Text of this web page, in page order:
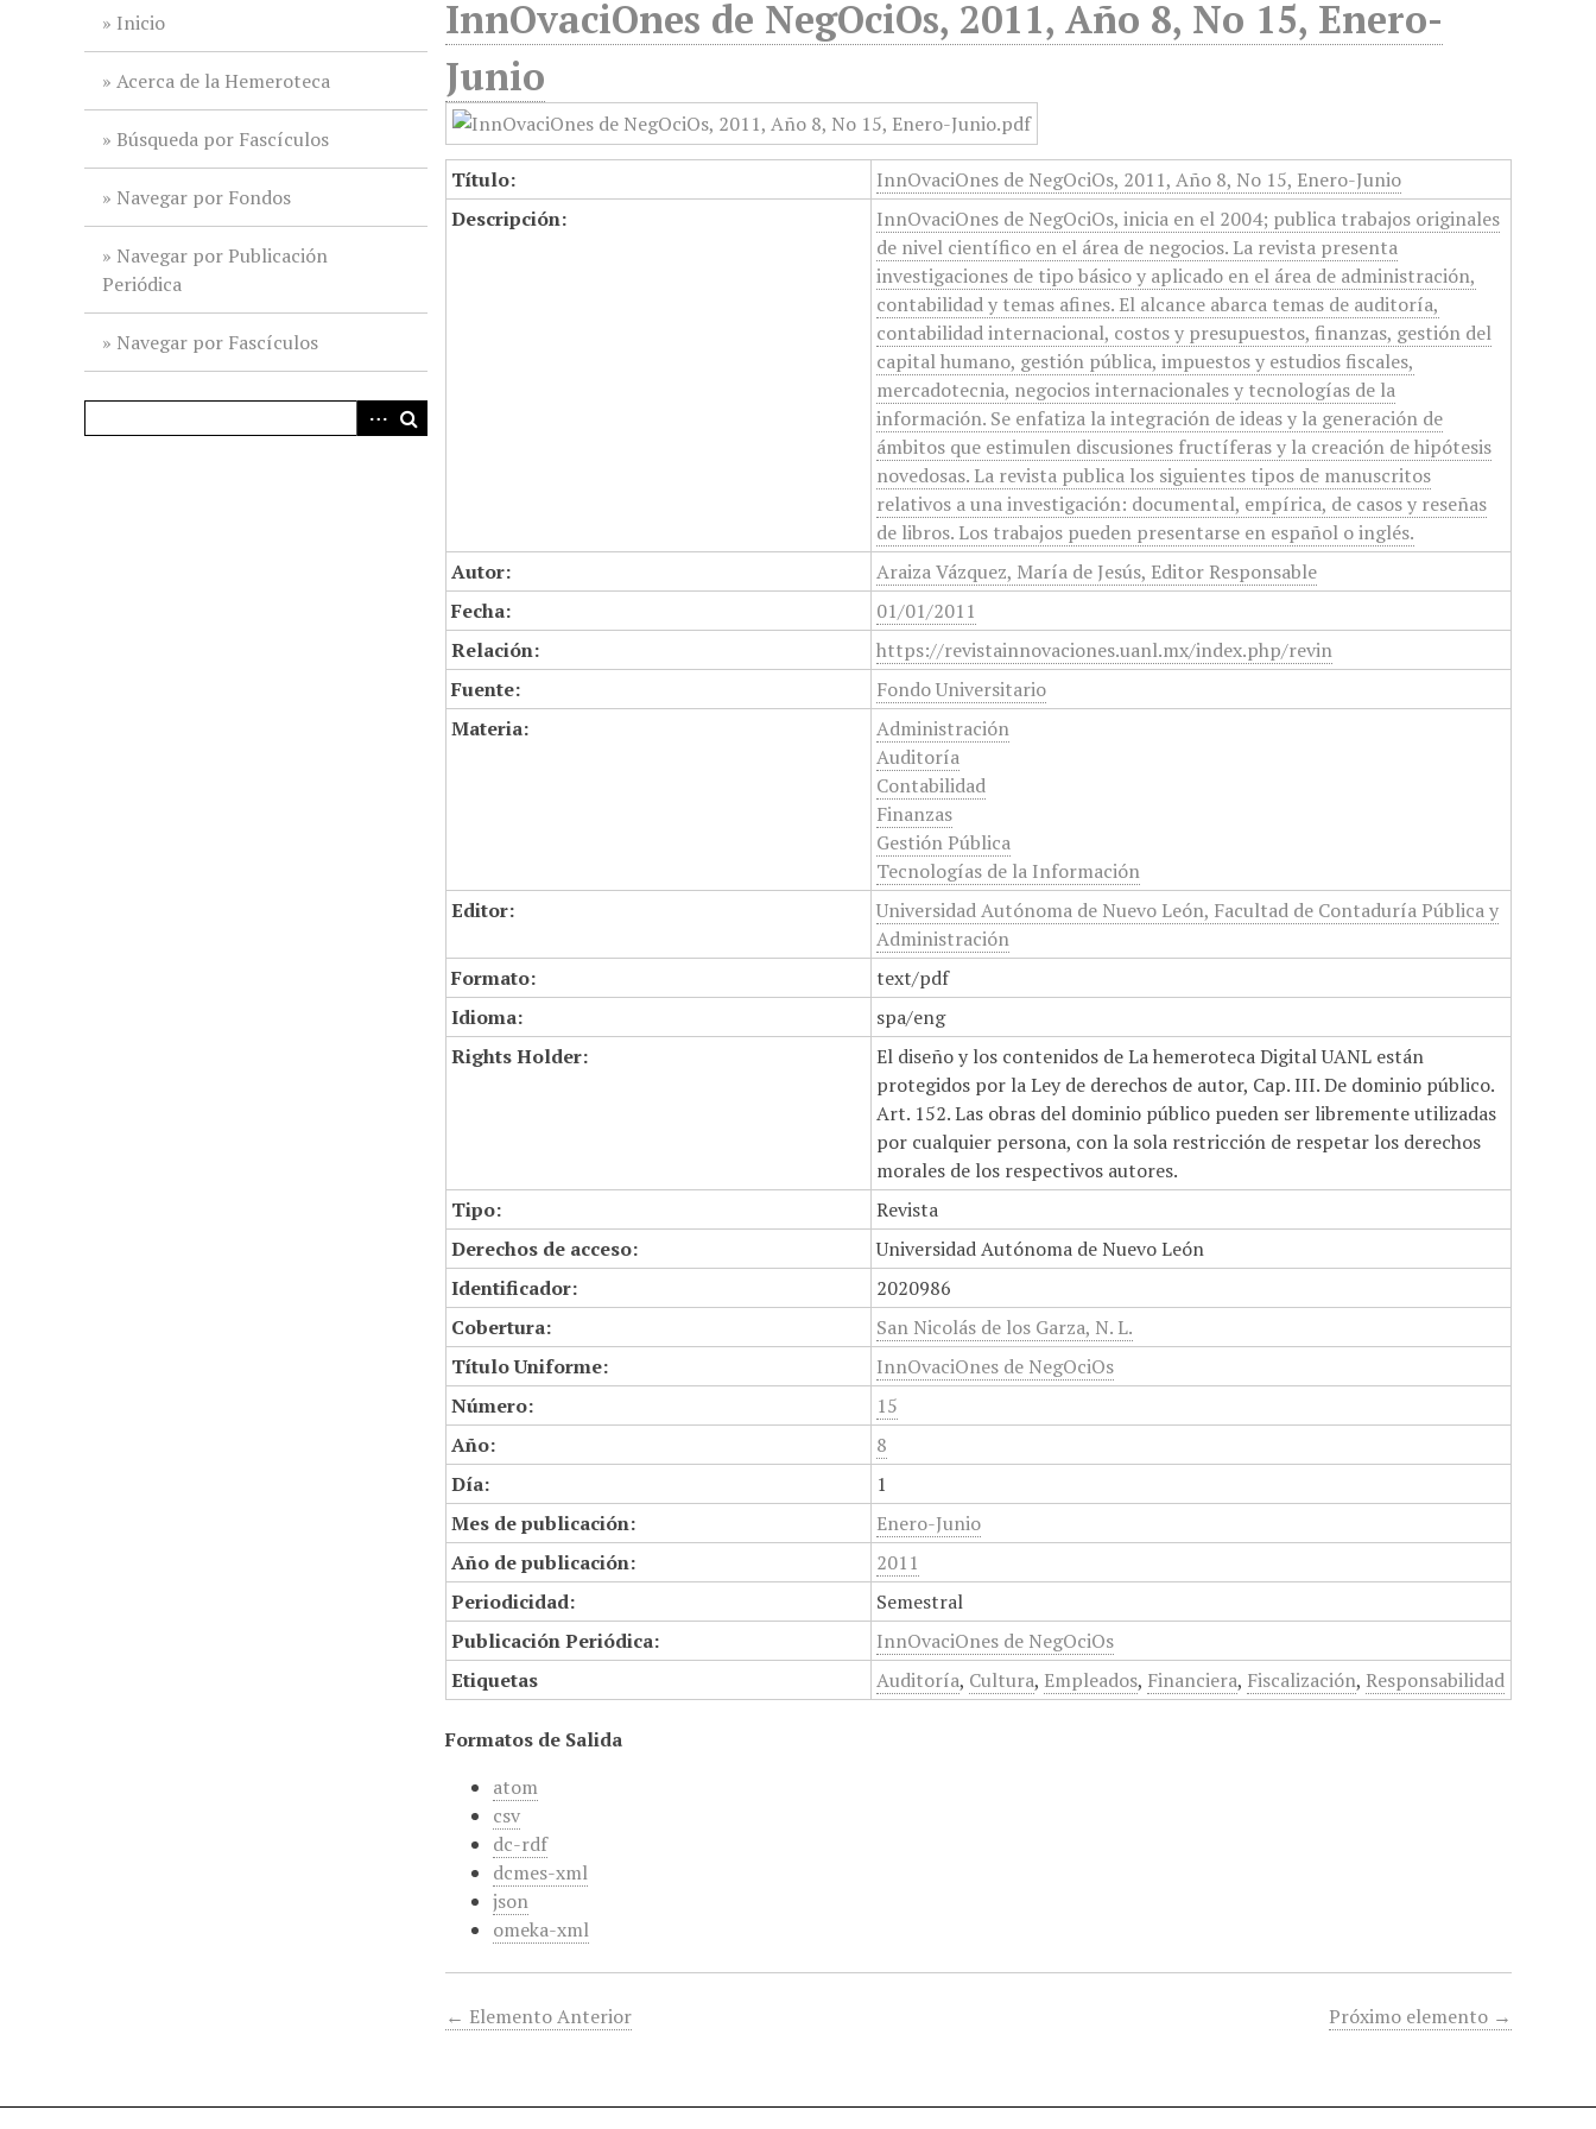
Inicio
Acerca de la Hemeroteca
Búsqueda por Fascículos
Navegar por Fondos
Navegar por Publicación
Periódica
Navegar por Fascículos
InnOvaciOnes de NegOciOs, 2011, Año 8, No 15, Enero-
Junio
Título:
InnOvaciOnes de NegOciOs, 2011, Año 8, No 15, Enero-Junio
Descripción:
InnOvaciOnes de NegOciOs, inicia en el 2004; publica trabajos originales
de nivel científico en el área de negocios. La revista presenta
investigaciones de tipo básico y aplicado en el área de administración,
contabilidad y temas afines. El alcance abarca temas de auditoría,
contabilidad internacional, costos y presupuestos, finanzas, gestión del
capital humano, gestión pública, impuestos y estudios fiscales,
mercadotecnia, negocios internacionales y tecnologías de la
información. Se enfatiza la integración de ideas y la generación de
ámbitos que estimulen discusiones fructíferas y la creación de hipótesis
novedosas. La revista publica los siguientes tipos de manuscritos
relativos a una investigación: documental, empírica, de casos y reseñas
de libros. Los trabajos pueden presentarse en español o inglés.
Autor:
Araiza Vázquez, María de Jesús, Editor Responsable
Fecha:
01/01/2011
Relación:
https://revistainnovaciones.uanl.mx/index.php/revin
Fuente:
Fondo Universitario
Materia:
Administración
Auditoría
Contabilidad
Finanzas
Gestión Pública
Tecnologías de la Información
Editor:
Universidad Autónoma de Nuevo León, Facultad de Contaduría Pública y
Administración
Formato:
text/pdf
Idioma:
spa/eng
Rights Holder:
El diseño y los contenidos de La hemeroteca Digital UANL están
protegidos por la Ley de derechos de autor, Cap. III. De dominio público.
Art. 152. Las obras del dominio público pueden ser libremente utilizadas
por cualquier persona, con la sola restricción de respetar los derechos
morales de los respectivos autores.
Tipo:
Revista
Derechos de acceso:
Universidad Autónoma de Nuevo León
Identificador:
2020986
Cobertura:
San Nicolás de los Garza, N. L.
Título Uniforme:
InnOvaciOnes de NegOciOs
Número:
15
Año:
8
Día:
1
Mes de publicación:
Enero-Junio
Año de publicación:
2011
Periodicidad:
Semestral
Publicación Periódica:
InnOvaciOnes de NegOciOs
Etiquetas
Auditoría, Cultura, Empleados, Financiera, Fiscalización, Responsabilidad
Formatos de Salida
atom
csv
dc-rdf
dcmes-xml
json
omeka-xml
← Elemento Anterior Próximo elemento →